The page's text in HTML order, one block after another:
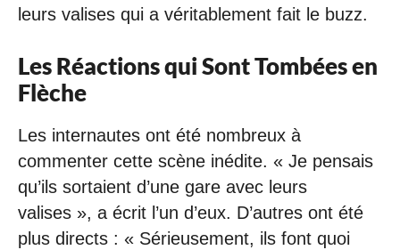
leurs valises qui a véritablement fait le buzz.
Les Réactions qui Sont Tombées en
Flèche
Les internautes ont été nombreux à
commenter cette scène inédite. « Je pensais
qu’ils sortaient d’une gare avec leurs
valises », a écrit l’un d’eux. D’autres ont été
plus directs : « Sérieusement, ils font quoi